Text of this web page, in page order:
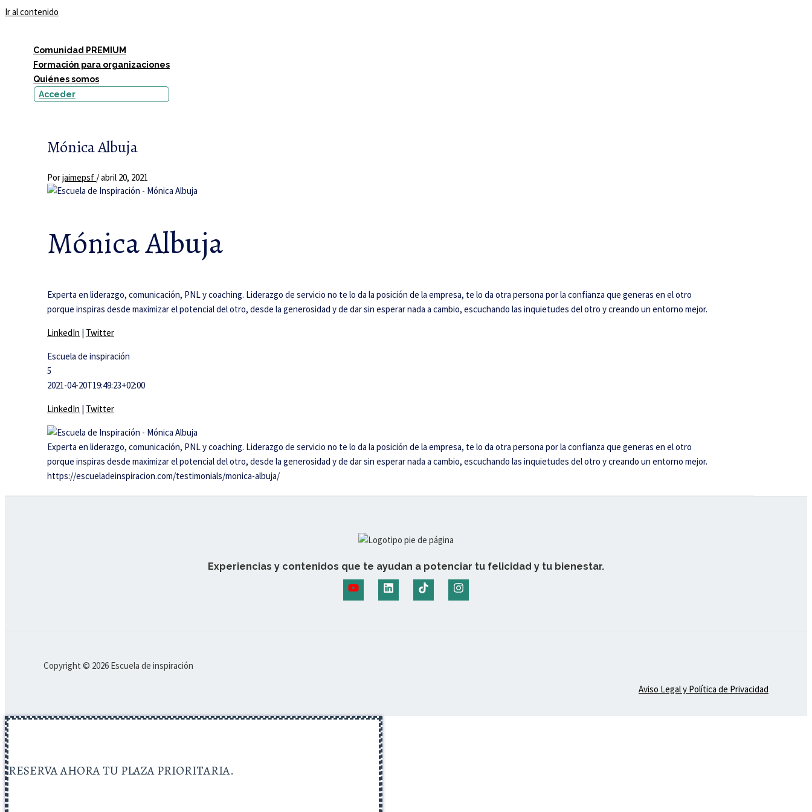
Ir al contenido
Comunidad PREMIUM
Formación para organizaciones
Quiénes somos
Acceder
Mónica Albuja
Porjaimepsf /abril 20, 2021
Mónica Albuja
Experta en liderazgo, comunicación, PNL y coaching. Liderazgo de servicio no te lo da la posición de la empresa, te lo da otra persona por la confianza que generas en el otro
porque inspiras desde maximizar el potencial del otro, desde la generosidad y de dar sin esperar nada a cambio, escuchando las inquietudes del otro y creando un entorno mejor.
LinkedIn Twitter
Escuela de inspiración
5
2021-04-20T19:49:23+02:00
LinkedIn Twitter
Experta en liderazgo, comunicación, PNL y coaching. Liderazgo de servicio no te lo da la posición de la empresa, te lo da otra persona por la confianza que generas en el otro
porque inspiras desde maximizar el potencial del otro, desde la generosidad y de dar sin esperar nada a cambio, escuchando las inquietudes del otro y creando un entorno mejor.
https://escueladeinspiracion.com/testimonials/monica-albuja/
Experiencias y contenidos que te ayudan a potenciar tu felicidad y tu bienestar.
Copyright © 2026 Escuela de inspiración
Aviso Legal y Política de Privacidad
RESERVA AHORA TU PLAZA PRIORITARIA.